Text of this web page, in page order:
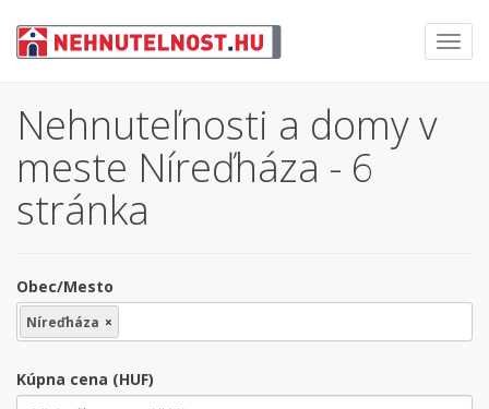
Nehnuteľnosti a domy v
meste Níreďháza - 6
stránka
Obec/Mesto
Níreďháza ×
Kúpna cena (HUF)